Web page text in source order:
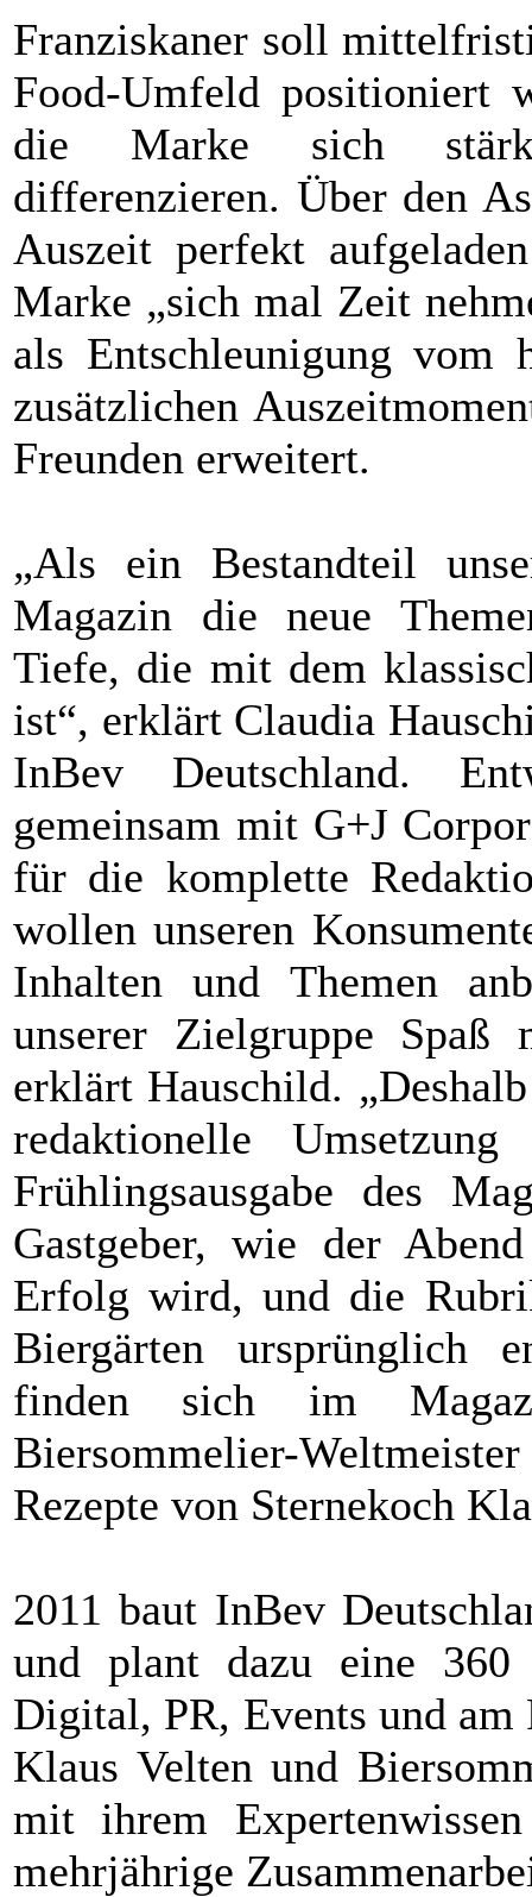
Franziskaner soll
Food-Umfeld positioniert
die Marke sich
differenzieren. Über den
Auszeit perfekt
Marke „sich mal Zeit
als Entschleunigung vom
zusätzlichen
Freunden erweitert.
„Als ein Bestandteil
Magazin die neue
Tiefe, die mit dem
ist“, erklärt Claudia
InBev Deutschland.
gemeinsam mit G+J
für die komplette
wollen unseren
Inhalten und Themen
unserer Zielgruppe Spaß
erklärt Hauschild.
redaktionelle
Frühlingsausgabe des
Gastgeber, wie der
Erfolg wird, und die
Biergärten ursprünglich
finden sich im
Biersommelier-
Rezepte von Sternekoch
2011 baut InBev
und plant dazu eine
Digital, PR, Events und
Klaus Velten und
mit ihrem
mehrjährige